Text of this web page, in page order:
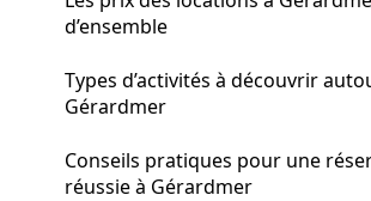
d’ensemble
Types d’activités à découvrir
Gérardmer
Conseils pratiques pour une
réussie à Gérardmer